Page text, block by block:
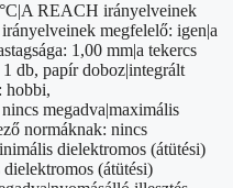
REACH irányelveinek
megfelelő: igen|a
1,00 mm|a tekercs
1 db, papír doboz|integrált
hobbi,
megadva|maximális
normáknak: nincs
dielektromos (átütési)
(átütési)